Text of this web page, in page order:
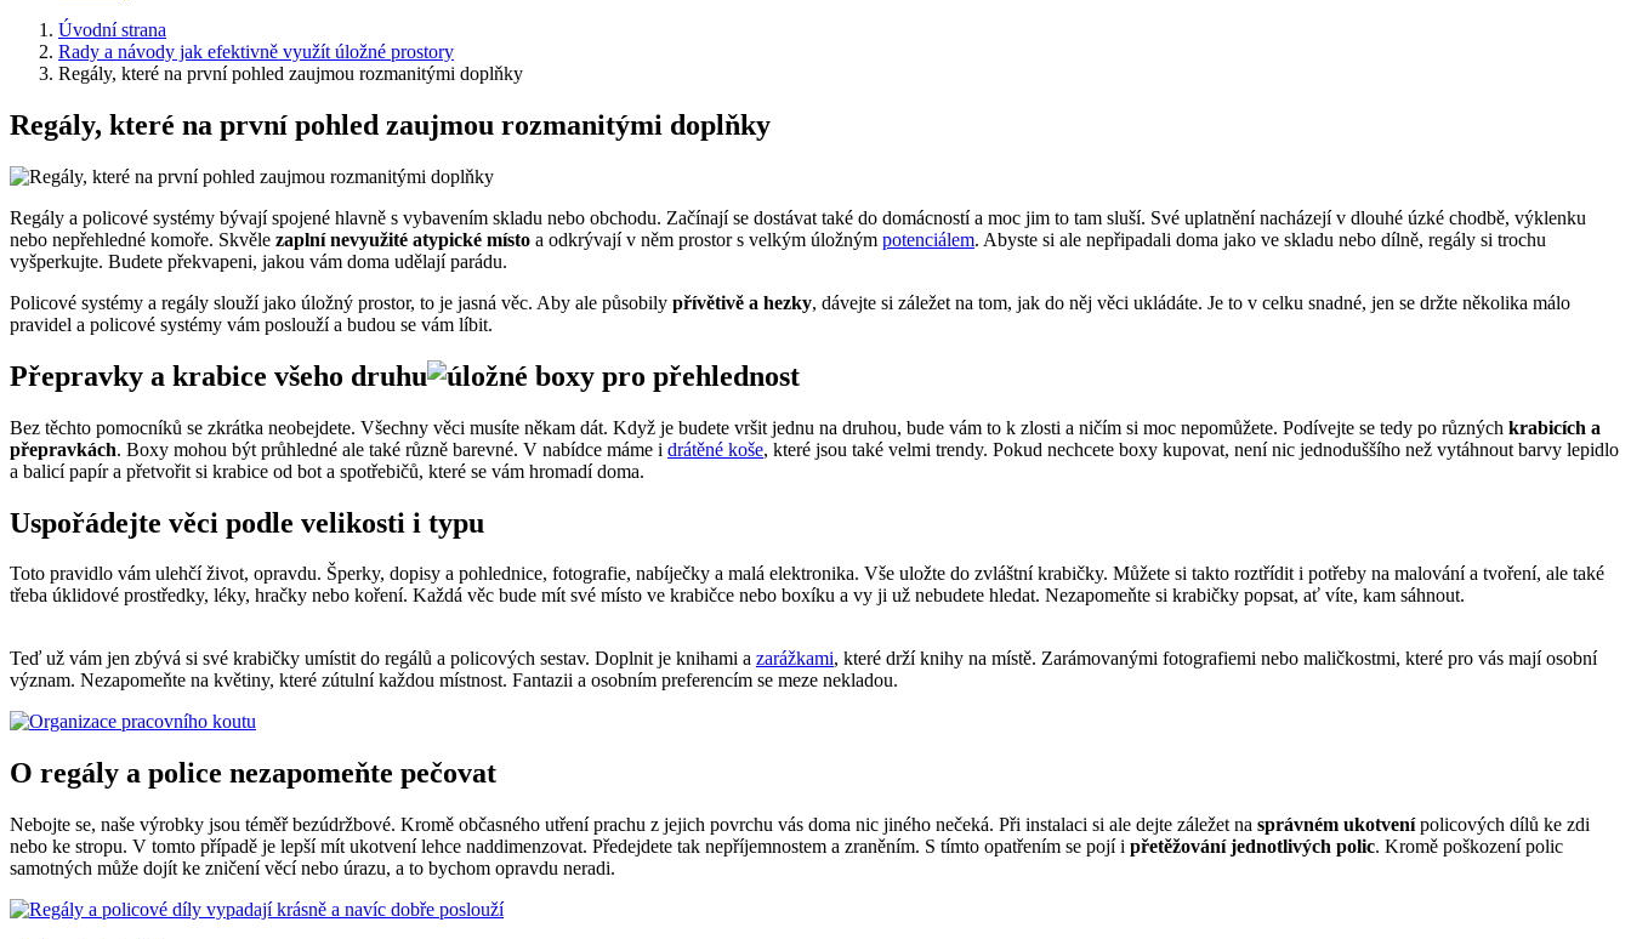
Úvodní strana
Rady a návody jak efektivně využít úložné prostory
Regály, které na první pohled zaujmou rozmanitými doplňky
Regály, které na první pohled zaujmou rozmanitými doplňky
Regály a policové systémy bývají spojené hlavně s vybavením skladu nebo obchodu. Začínají se dostávat také do domácností a moc jim to tam sluší. Své uplatnění nacházejí v dlouhé úzké chodbě, výklenku
nebo nepřehledné komoře. Skvěle zaplní nevyužité atypické místo a odkrývají v něm prostor s velkým úložným potenciálem. Abyste si ale nepřipadali doma jako ve skladu nebo dílně, regály si trochu
vyšperkujte. Budete překvapeni, jakou vám doma udělají parádu.
Policové systémy a regály slouží jako úložný prostor, to je jasná věc. Aby ale působily přívětivě a hezky, dávejte si záležet na tom, jak do něj věci ukládáte. Je to v celku snadné, jen se držte několika málo
pravidel a policové systémy vám poslouží a budou se vám líbit.
Přepravky a krabice všeho druhu
Bez těchto pomocníků se zkrátka neobejdete. Všechny věci musíte někam dát. Když je budete vršit jednu na druhou, bude vám to k zlosti a ničím si moc nepomůžete. Podívejte se tedy po různých krabicích a
přepravkách. Boxy mohou být průhledné ale také různě barevné. V nabídce máme i drátěné koše, které jsou také velmi trendy. Pokud nechcete boxy kupovat, není nic jednoduššího než vytáhnout barvy lepidlo
a balicí papír a přetvořit si krabice od bot a spotřebičů, které se vám hromadí doma.
Uspořádejte věci podle velikosti i typu
Toto pravidlo vám ulehčí život, opravdu. Šperky, dopisy a pohlednice, fotografie, nabíječky a malá elektronika. Vše uložte do zvláštní krabičky. Můžete si takto roztřídit i potřeby na malování a tvoření, ale také
třeba úklidové prostředky, léky, hračky nebo koření. Každá věc bude mít své místo ve krabičce nebo boxíku a vy ji už nebudete hledat. Nezapomeňte si krabičky popsat, ať víte, kam sáhnout.
Teď už vám jen zbývá si své krabičky umístit do regálů a policových sestav. Doplnit je knihami a zarážkami, které drží knihy na místě. Zarámovanými fotografiemi nebo maličkostmi, které pro vás mají osobní
význam. Nezapomeňte na květiny, které zútulní každou místnost. Fantazii a osobním preferencím se meze nekladou.
O regály a police nezapomeňte pečovat
Nebojte se, naše výrobky jsou téměř bezúdržbové. Kromě občasného utření prachu z jejich povrchu vás doma nic jiného nečeká. Při instalaci si ale dejte záležet na správném ukotvenípolicových dílů ke zdi
nebo ke stropu. V tomto případě je lepší mít ukotvení lehce naddimenzovat. Předejdete tak nepříjemnostem a zraněním. S tímto opatřením se pojí i přetěžování jednotlivých polic. Kromě poškození polic
samotných může dojít ke zničení věcí nebo úrazu, a to bychom opravdu neradi.